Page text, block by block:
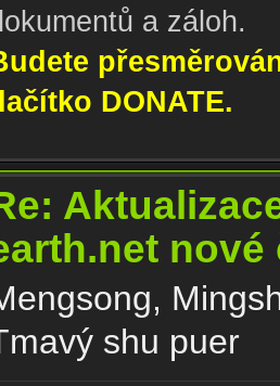
a záloh.
DONATE.
nové
shu puer